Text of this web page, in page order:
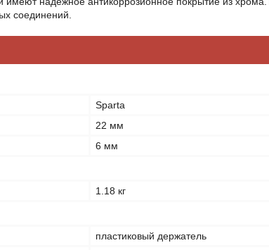
соединений.
Sparta
22 мм
6 мм
1.18 кг
пластиковый держатель